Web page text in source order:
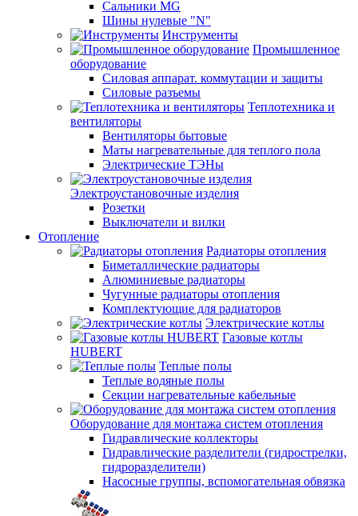
Сальники MG
Шины нулевые "N"
Инструменты
Промышленное
оборудование
Силовая аппарат. коммутации и защиты
Силовые разъемы
Теплотехника и
вентиляторы
Вентиляторы бытовые
Маты нагревательные для теплого пола
Электрические ТЭНы
Электроустановочные изделия
Розетки
Выключатели и вилки
Отопление
Радиаторы отопления
Биметаллические радиаторы
Алюминиевые радиаторы
Чугунные радиаторы отопления
Комплектующие для радиаторов
Электрические котлы
Газовые котлы
HUBERT
Теплые полы
Теплые водяные полы
Секции нагревательные кабельные
Оборудование для монтажа систем отопления
Гидравлические коллекторы
Гидравлические разделители (гидрострелки,
гидроразделители)
Насосные группы, вспомогательная обвязка